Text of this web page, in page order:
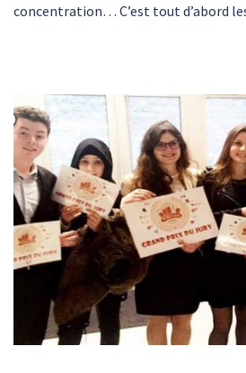
concentration… C’est tout d’abord